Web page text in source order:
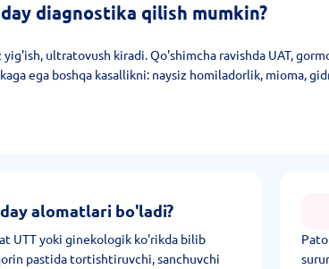
diagnostika qilish mumkin?
ultratovush kiradi. Qo'shimcha ravishda UAT,
ega boshqa kasallikni: naysiz homiladorlik, mioma,
alomatlari bo'ladi?
UTT yoki ginekologik ko'rikda bilib
pastida tortishtiruvchi, sanchuvchi